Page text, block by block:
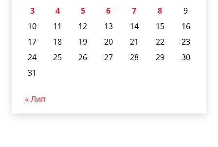
3
4 5 6 7 8
9
10
11 12 13 14 15
16
17
18 19 20 21 22
23
24
25 26 27 28 29
30
31
« Лип